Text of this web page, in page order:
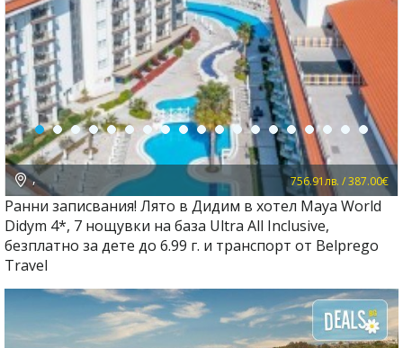
, 756.91лв. / 387.00€
Ранни записвания! Лято в Дидим в хотел Maya World
Didym 4*, 7 нощувки на база Ultra All Inclusive,
безплатно за дете до 6.99 г. и транспорт от Belprego
Travel